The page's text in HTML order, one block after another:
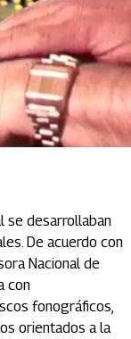
se desarrollaban
De acuerdo con
Nacional de
con
fonográficos,
orientados a la